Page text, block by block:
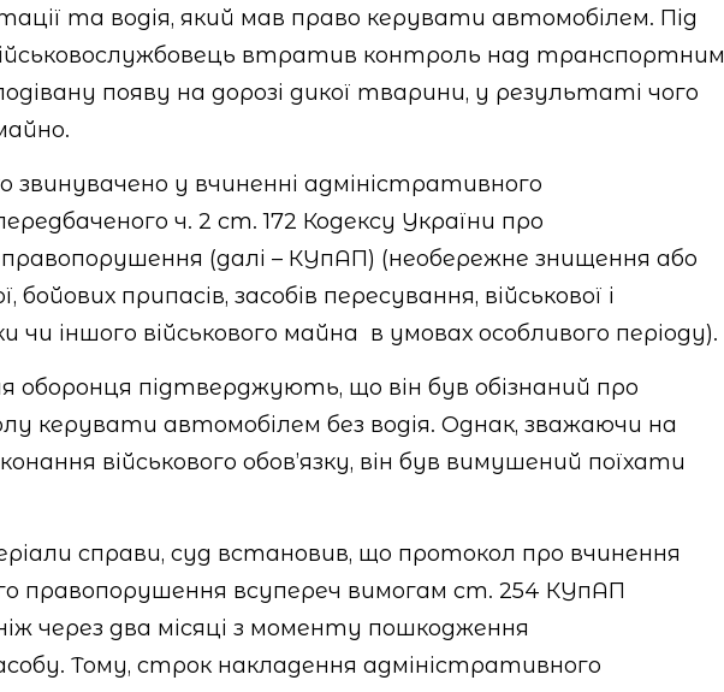
та водія, який мав право керувати автомобілем. Під
втратив контроль над транспортним
появу на дорозі дикої тварини, у результаті чого
звинувачено у вчиненні адміністративного
ч. 2 ст. 172 Кодексу України про
(далі – КУпАП) (необережне знищення або
бойових припасів, засобів пересування, військової і
чи іншого військового майна в умовах особливого періоду).
оборонця підтверджують, що він був обізнаний про
керувати автомобілем без водія. Однак, зважаючи на
військового обов’язку, він був вимушений поїхати
справи, суд встановив, що протокол про вчинення
правопорушення всупереч вимогам ст. 254 КУпАП
через два місяці з моменту пошкодження
Тому, строк накладення адміністративного